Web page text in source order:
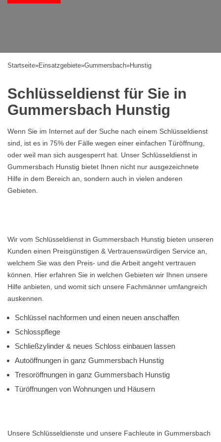
Startseite»Einsatzgebiete»Gummersbach»Hunstig
Schlüsseldienst für Sie in
Gummersbach Hunstig
Wenn Sie im Internet auf der Suche nach einem Schlüsseldienst
sind, ist es in 75% der Fälle wegen einer einfachen Türöffnung,
oder weil man sich ausgesperrt hat. Unser Schlüsseldienst in
Gummersbach Hunstig bietet Ihnen nicht nur ausgezeichnete
Hilfe in dem Bereich an, sondern auch in vielen anderen
Gebieten.
Wir vom Schlüsseldienst in Gummersbach Hunstig bieten unseren
Kunden einen Preisgünstigen & Vertrauenswürdigen Service an,
welchem Sie was den Preis- und die Arbeit angeht vertrauen
können. Hier erfahren Sie in welchen Gebieten wir Ihnen unsere
Hilfe anbieten, und womit sich unsere Fachmänner umfangreich
auskennen.
Schlüssel nachformen und einen neuen anschaffen
Schlosspflege
Schließzylinder & neues Schloss einbauen lassen
Autoöffnungen in ganz Gummersbach Hunstig
Tresoröffnungen in ganz Gummersbach Hunstig
Türöffnungen von Wohnungen und Häusern
Unsere Schlüsseldienste und unsere Fachleute in Gummersbach